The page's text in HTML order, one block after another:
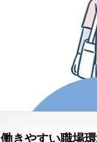
働きやすい職場